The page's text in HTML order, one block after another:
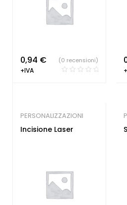
0,94 €
+IVA
(0 recensioni)
PERSONALIZZAZIONI
Incisione Laser